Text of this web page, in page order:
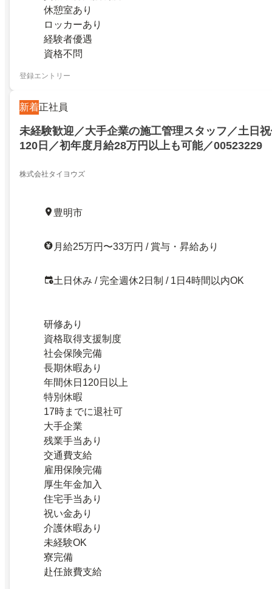
休憩室あり
ロッカーあり
経験者優遇
資格不問
登録エントリー
新着正社員
未経験歓迎／大手企業の施工管理スタッフ／土日
120日／初年度月給28万円以上も可能／00523229
株式会社タイヨウズ
豊明市
月給25万円〜33万円 / 賞与・昇給あり
土日休み / 完全週休2日制 / 1日4時間以内OK
研修あり
資格取得支援制度
社会保険完備
長期休暇あり
年間休日120日以上
特別休暇
17時までに退社可
大手企業
残業手当あり
交通費支給
雇用保険完備
厚生年金加入
住宅手当あり
祝い金あり
介護休暇あり
未経験OK
寮完備
赴任旅費支給